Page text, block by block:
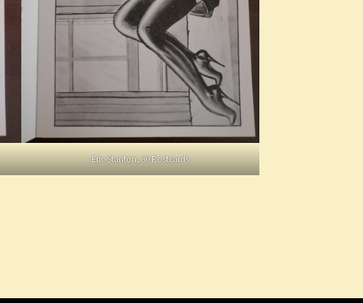
Eric Stanton, 30 Postcards